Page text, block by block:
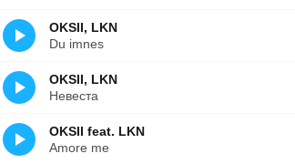
OKSII, LKN
Du imnes
OKSII, LKN
Невеста
OKSII feat. LKN
Amore me